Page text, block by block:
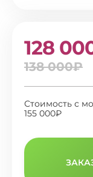
128
138 000₽
Стоимость с
155 000₽